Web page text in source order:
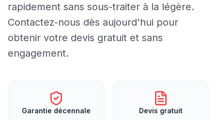
rapidement sans sous-traiter à la légère.
Contactez-nous dès aujourd'hui pour
obtenir votre devis gratuit et sans
engagement.
Garantie décennale Devis gratuit